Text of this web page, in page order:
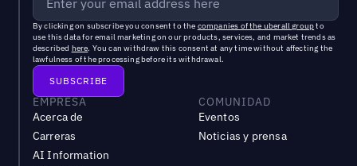
By clicking on subscribe you consent to the companies of the uberall groupto
use this data for email marketing on our products, services, and market trends as
described here. You can withdraw this consent at any time without affecting the
lawfulness of the processing before its withdrawal.
EMPRESA
Acerca de
Carreras
AI Information
COMUNIDAD
Eventos
Noticias y prensa